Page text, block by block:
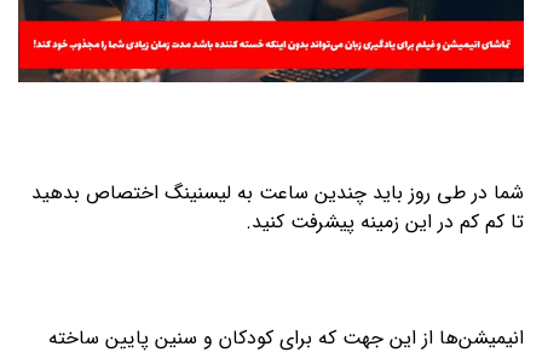
شما در طی روز باید چندین ساعت به لیسنینگ اختصاص بدهید
تا کم کم در این زمینه پیشرفت کنید.
انیمیشن‌ها از این جهت که برای کودکان و سنین پایین ساخته